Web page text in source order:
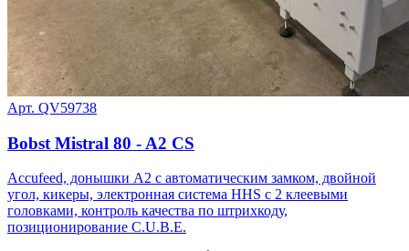
Арт. QV59738
Bobst Mistral 80 - A2 CS
Accufeed, донышки A2 с автоматическим замком, двойной
угол, кикеры, электронная система HHS с 2 клеевыми
головками, контроль качества по штрихкоду,
позиционирование C.U.B.E.